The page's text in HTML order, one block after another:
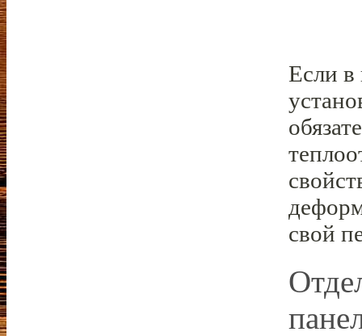
Если в
свой